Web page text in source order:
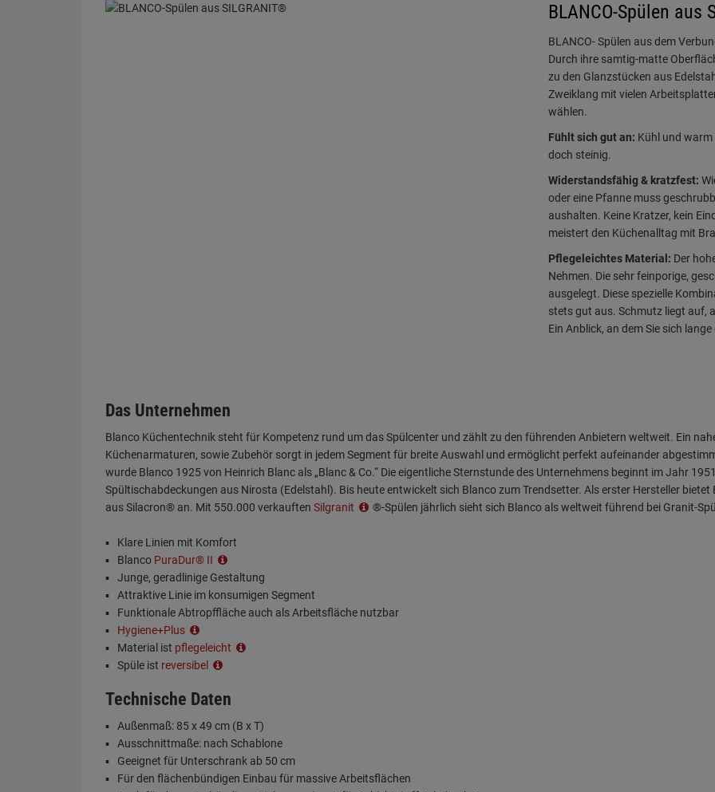
BLANCO-Spülen aus
BLANCO- Spülen aus dem
Durch ihre samtig-matte
zu den Glanzstücken aus
Zweiklang mit vielen
wählen.
Fühlt sich gut an: Kühl und
doch steinig.
Widerstandsfähig & kratzfest:
oder eine Pfanne muss
aushalten. Keine Kratzer, kein
meistert den Küchenalltag mit
Pflegeleichtes Material: Der
Nehmen. Die sehr feinporige,
ausgelegt. Diese spezielle
stets gut aus. Schmutz liegt auf,
Ein Anblick, an dem Sie sich
Das Unternehmen
Blanco Küchentechnik steht für Kompetenz rund um das Spülcenter und zählt zu den führenden Anbietern weltweit. Ein
Küchenarmaturen, sowie Zubehör sorgt in jedem Segment für breite Auswahl und ermöglicht perfekt aufeinander
wurde Blanco 1925 von Heinrich Blanc als „Blanc & Co.“ Die eigentliche Sternstunde des Unternehmens beginnt im Jahr
Spültischabdeckungen aus Nirosta (Edelstahl). Bis heute entwickelt sich Blanco zum Trendsetter. Als erster Hersteller
aus Silacron® an. Mit 550.000 verkauften Silgranit ®-Spülen jährlich sieht sich Blanco als weltweit führend bei Granit-
Klare Linien mit Komfort
Blanco PuraDur® II
Junge, geradlinige Gestaltung
Attraktive Linie im konsumigen Segment
Funktionale Abtropffläche auch als Arbeitsfläche nutzbar
Hygiene+Plus
Material ist pflegeleicht
Spüle ist reversibel
Technische Daten
Außenmaß: 85 x 49 cm (B x T)
Ausschnittmaße: nach Schablone
Geeignet für Unterschrank ab 50 cm
Für den flächenbündigen Einbau für massive Arbeitsflächen